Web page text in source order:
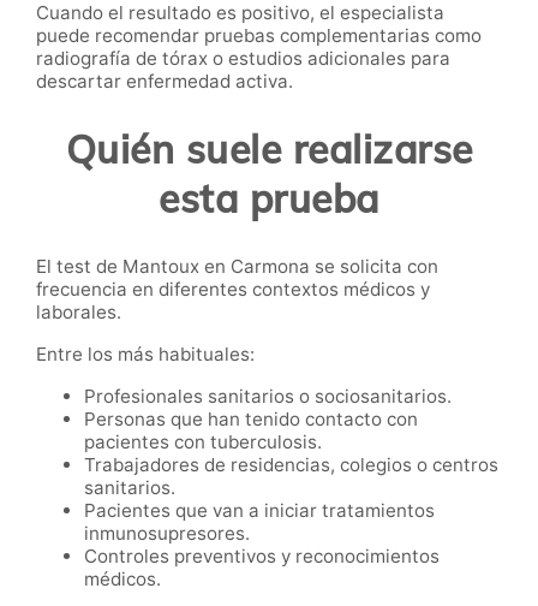
Cuando el resultado es positivo, el especialista
puede recomendar pruebas complementarias como
radiografía de tórax o estudios adicionales para
descartar enfermedad activa.
Quién suele realizarse
esta prueba
El test de Mantoux en Carmona se solicita con
frecuencia en diferentes contextos médicos y
laborales.
Entre los más habituales:
Profesionales sanitarios o sociosanitarios.
Personas que han tenido contacto con
pacientes con tuberculosis.
Trabajadores de residencias, colegios o centros
sanitarios.
Pacientes que van a iniciar tratamientos
inmunosupresores.
Controles preventivos y reconocimientos
médicos.